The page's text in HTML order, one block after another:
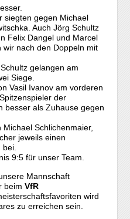
siegten gegen Michael
Auch Jörg Schultz
Felix Dangel und Marcel
wir nach den Doppeln mit
gelangen am
Siege.
Vasil Ivanov am vorderen
der
besser als Zuhause gegen
Schlichenmaier,
jeweils einen
9:5 für unser Team.
Mannschaft
beimVfR
wird
zu erreichen sein.